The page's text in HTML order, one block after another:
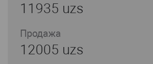
11935 uzs
Продажа
12005 uzs